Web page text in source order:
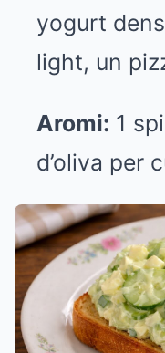
yogurt
light, un
Aromi: 1
d’oliva per